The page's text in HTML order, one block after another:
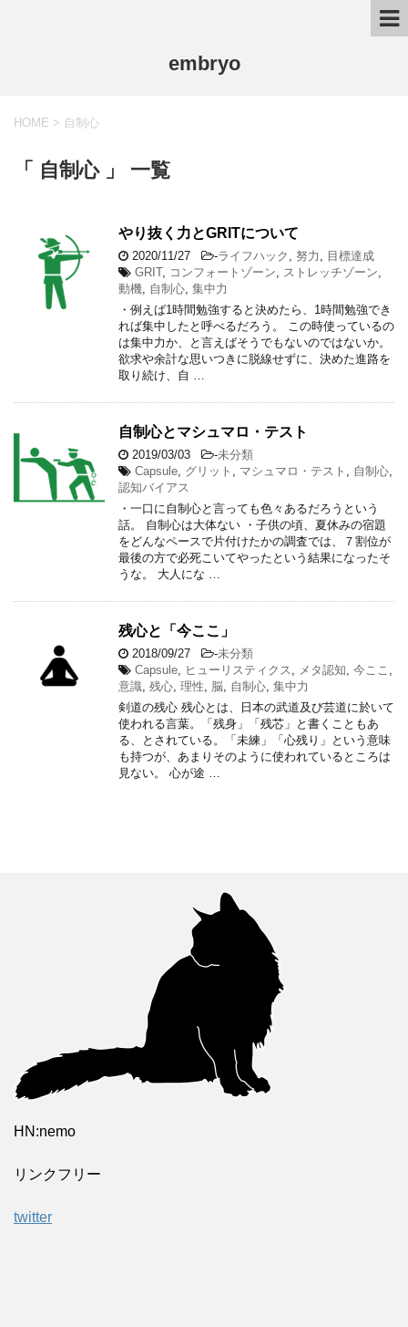
embryo
HOME > 自制心
「 自制心 」 一覧
やり抜く力とGRITについて
2020/11/27 -ライフハック 努力
目標達成
GRIT, コンフォートゾーン ストレッチゾーン
動機 自制心 集中力
・例えば1時間勉強すると決めたら、1時間勉強でき
れば集中したと呼べるだろう。 この時使っているの
は集中力か、と言えばそうでもないのではないか。
欲求や余計な思いつきに脱線せずに、決めた進路を
取り続け、自 …
自制心とマシュマロ・テスト
2019/03/03 -未分類
Capsule グリット マシュマロ・テスト 自制心
認知バイアス
・一口に自制心と言っても色々あるだろうという
話。 自制心は大体ない ・子供の頃、夏休みの宿題
をどんなペースで片付けたかの調査では、７割位が
最後の方で必死こいてやったという結果になったそ
うな。 大人にな …
残心と「今ここ」
2018/09/27 -未分類
Capsule
ヒューリスティクス メタ認知 今ここ
意識 残心 理性 脳 自制心 集中力
剣道の残心 残心とは、日本の武道及び芸道に於いて
使われる言葉。「残身」「残芯」と書くこともあ
る、とされている。「未練」「心残り」という意味
も持つが、あまりそのように使われているところは
見ない。 心が途 …
HN:nemo
リンクフリー
twitter